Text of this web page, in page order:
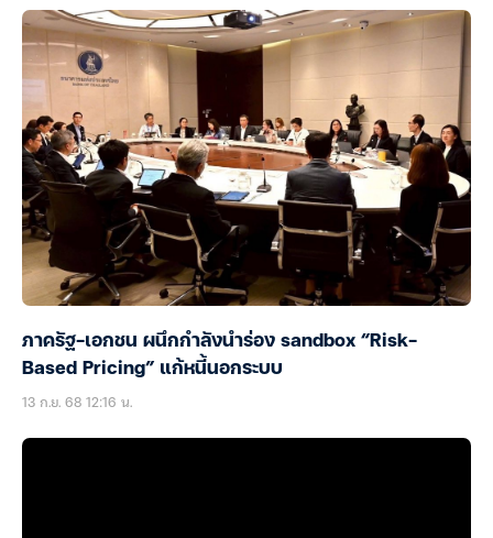
ภาครัฐ-เอกชน ผนึกกำลังนำร่อง sandbox “Risk-
Based Pricing” แก้หนี้นอกระบบ
13 ก.ย. 68 12:16 น.